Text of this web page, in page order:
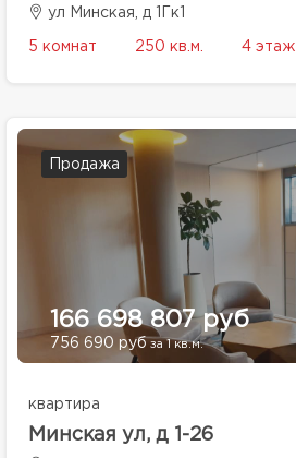
ул Минская, д 1Гк1
5 комнат 250 кв.м. 4 этаж
Продажа
166 698 807 руб
756 690 руб за 1 кв.м.
квартира
Минская ул, д 1-26